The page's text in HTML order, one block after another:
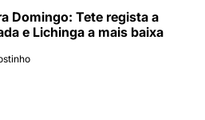
Domingo: Tete regista a
e Lichinga a mais baixa